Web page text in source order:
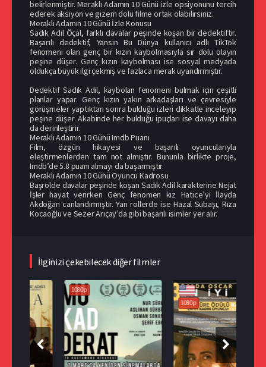
belirlenmiştir. Meraklı Adamın 10 Günü izle opsiyonunu tercih
ederek aksiyon ve gizem dolu filme ortak olabilirsiniz.
Meraklı Adamın 10 Günü İzle Konusu
Sadık Adil Öçal, farklı davalar peşinde koşan bir dedektiftir.
Başarılı dedektif, Yansın Bu Dünya kullanıcı adlı TikTok
fenomeni olan genç bir kızın kaybolmasıyla sır dolu olayın
peşine düşer. Genç kızın kaybolması ise sosyal medyada
oldukça büyük ilgi çekmiş ve fazlaca merak uyandırmıştır.
Dedektif Sadık Adil, kaybolan fenomeni bulmak için çeşitli
planlar yapar. Genç kızın yakın arkadaşları ve çevresiyle
görüşmeler yaptıktan sonra bulduğu izleri dikkatle inceleyip
peşine düşer. Akabinde her bulduğu ipuçları ise davayı daha
da derinleştirir.
Meraklı Adamın 10 Günü Imdb Puanı
Film, özgün hikayesi ve başarılı oyuncularıyla
eleştirmenlerden tam not almıştır. Bununla birlikte proje,
Imdb’de 5.8 puanı almayı da başarmıştır.
Meraklı Adamın 10 Günü Oyuncu Kadrosu
Başrolde davalar peşinde koşan Sadık Adil karakterine Nejat
İşler hayat verirken Genç fenomen kız Hatice’yi İlayda
Akdoğan canlandırmıştır. Yan rollerde ise Hazal Subaşı, Rıza
Kocaoğlu ve Sezer Arıçay’da gibi başarılı isimler yer alır.
İlginizi çekebilecek diğer filmler
1080p
1080p